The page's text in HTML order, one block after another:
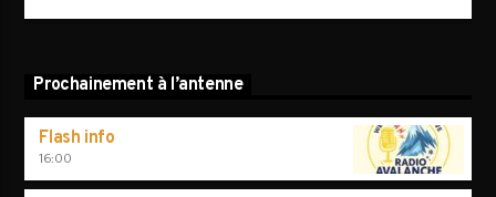
Prochainement à l’antenne
Flash info
16:00